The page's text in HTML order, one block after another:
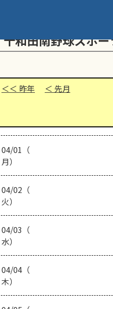
十和田南野球スポ
昨年 先月
04/01（
月）
04/02（
火）
04/03（
水）
04/04（
木）